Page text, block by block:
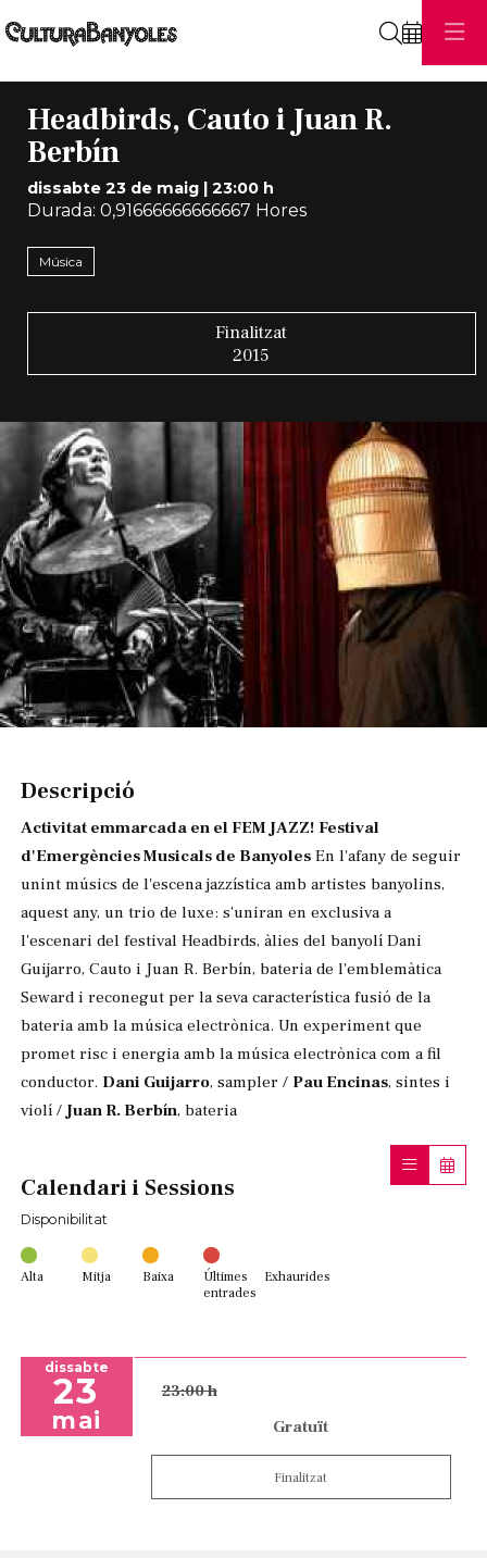
Headbirds, Cauto i Juan R.
Berbín
dissabte 23 de maig| 23:00 h
Durada: 0,91666666666667 Hores
Música
Finalitzat
2015
Descripció
Activitat emmarcada en el FEM JAZZ! Festival
d'Emergències Musicals de Banyoles En l'afany de seguir
unint músics de l'escena jazzística amb artistes banyolins,
aquest any, un trio de luxe: s'uniran en exclusiva a
l'escenari del festival Headbirds, àlies del banyolí Dani
Guijarro, Cauto i Juan R. Berbín, bateria de l'emblemàtica
Seward i reconegut per la seva característica fusió de la
bateria amb la música electrònica. Un experiment que
promet risc i energia amb la música electrònica com a fil
conductor. Dani Guijarro, sampler / Pau Encinas, sintes i
violí /Juan R. Berbín, bateria
Calendari i Sessions
Disponibilitat
Alta Mitja Baixa
Últimes
entrades
Exhaurides
dissabte
23
mai
23:00 h
Gratuït
Finalitzat